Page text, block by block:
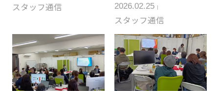
スタッフ通信 2026.02.25
スタッフ通信